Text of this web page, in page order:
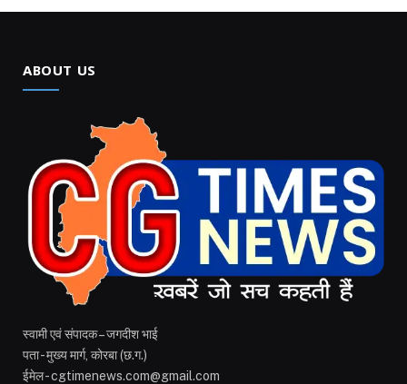
ABOUT US
स्वामी एवं संपादक – जगदीश भाई
पता - मुख्य मार्ग, कोरबा (छ.ग.)
ईमेल - cgtimenews.com@gmail.com